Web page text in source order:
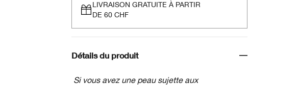
LIVRAISON GRATUITE À PARTIR
DE 60 CHF
Détails du produit
Si vous avez une peau sujette aux